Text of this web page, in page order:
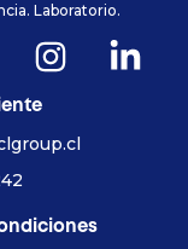
Laboratorio.